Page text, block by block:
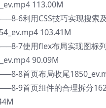
113.00M
6利用CSS技巧实现搜索
103.41M
7使用flex布局实现图标
90.09M
8首页布局收尾
9首页组件的合理拆分